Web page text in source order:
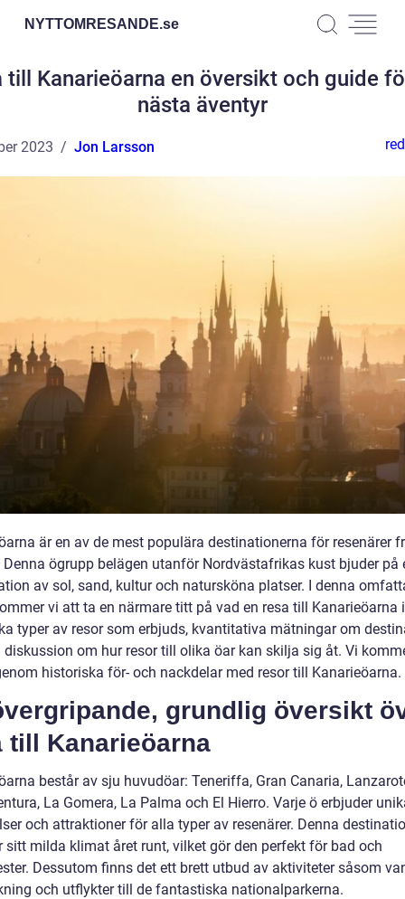
NYTTOMRESANDE.se
till Kanarieöarna en översikt och guide
nästa äventyr
2023 Jon Larsson
är en av de mest populära destinationerna för resenärer
Denna ögrupp belägen utanför Nordvästafrikas kust bjuder på
av sol, sand, kultur och natursköna platser. I denna
vi att ta en närmare titt på vad en resa till Kanarieöarna
typer av resor som erbjuds, kvantitativa mätningar om
diskussion om hur resor till olika öar kan skilja sig åt. Vi
historiska för- och nackdelar med resor till Kanarieöarna.
grundlig översikt
till Kanarieöarna
består av sju huvudöar: Teneriffa, Gran Canaria,
La Gomera, La Palma och El Hierro. Varje ö erbjuder
och attraktioner för alla typer av resenärer. Denna
sitt milda klimat året runt, vilket gör den perfekt för bad och
Dessutom finns det ett brett utbud av aktiviteter såsom
och utflykter till de fantastiska nationalparkerna.